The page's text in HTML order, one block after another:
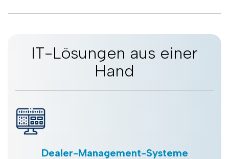
IT-Lösungen aus einer
Hand
Dealer-Management-Systeme